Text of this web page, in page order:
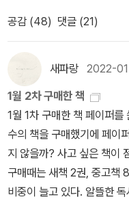
택은 비극이 아니라 세상에
‘안나’와 ‘엠마’와는 본질
째 계기는 라이즈 양이 연주
라고 이름 붙인 곡을 라이즈
율한다. 음악을 들은 뒤 감동
진리를 받아들일 자세가 된
매일 그녀의 아름다운 몸을
에서 깨어나 영혼을 압도하
수 없다. 라이즈가 에드나만
리의 주인공 에드나 퐁텔리
지 에드나는 어떻게 하면
해하지 못하는 상태. 중간
날 에드나 혼자 수영하는
멀리 헤엄쳐나가고 싶은 충
간 더 이상 먼 바다로 가면
칵 솟았던 것을 기점으로,
종을 당연한 미덕으로 여기
신은 당장 방으로 가.”라고
읽어야 겠다. 그리고 읽은
로 사야겠다.Ps. 2022년 민
과 28권 중 16권은 읽은 책
던 것을 지금 잃었고, 이제
는 데 익숙했고, 이를 입 밖
노력한 적도 없었다. 그 모든
것이었다. 에드나는 혼자서
도 아닌 자신과 관련된 것이
꿈만 같아요. 계속 자면서
꿈이었다는 걸 깨닫게 되죠.
럼 사느니 고통스럽더라도
마도 이로 인해 케이트 쇼
았던 것 같다. 이 소설을 읽
번 생각하게 된다. 소설에
없이 그 시대를 반영하기도
덕'도 넘어설 수 있는 것이
험할 수 없는 것도 소재로
력이 힘을 얻는다. 또한 그
대상이었다. 누군가의 상상
없다. 다만 예술과 소설에
는 믿는다. (그 외의 것은
음 세계에서는 다른 것일수
공감 (48) 댓글 (21)
새파랑 2022-
1월 2차 구매한 책
1월 1차 구매한 책 페이퍼를
수의 책을 구매했기에 페이
지 않을까? 사고 싶은 책이
구매때는 새책 2권, 중고책
비중이 늘고 있다. 알뜰한